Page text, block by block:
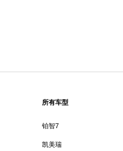
所有车型
铂智7
凯美瑞